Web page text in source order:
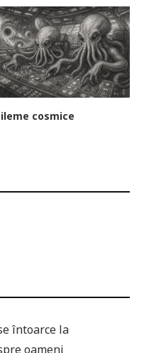
cosmice
întoarce la
oameni